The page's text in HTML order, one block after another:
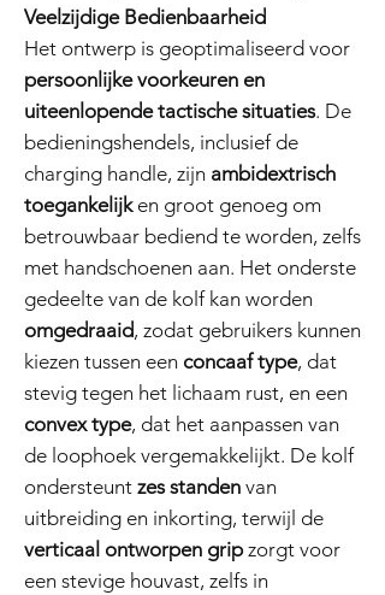
Veelzijdige Bedienbaarheid
Het ontwerp is geoptimaliseerd voor
persoonlijke voorkeuren en
uiteenlopende tactische situaties. De
bedieningshendels, inclusief de
charging handle, zijn ambidextrisch
toegankelijken groot genoeg om
betrouwbaar bediend te worden, zelfs
met handschoenen aan. Het onderste
gedeelte van de kolf kan worden
omgedraaid, zodat gebruikers kunnen
kiezen tussen een concaaf type, dat
stevig tegen het lichaam rust, en een
convex type, dat het aanpassen van
de loophoek vergemakkelijkt. De kolf
ondersteunt zes standen van
uitbreiding en inkorting, terwijl de
verticaal ontworpen gripzorgt voor
een stevige houvast, zelfs in